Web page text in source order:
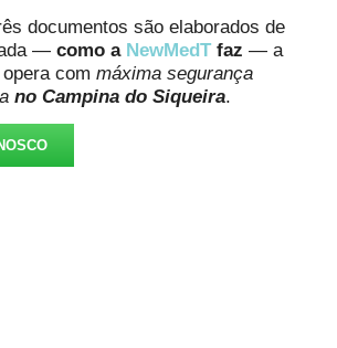
documentos são elaborados de
— como a NewMedT faz — a
com máxima segurança
no Campina do Siqueira.